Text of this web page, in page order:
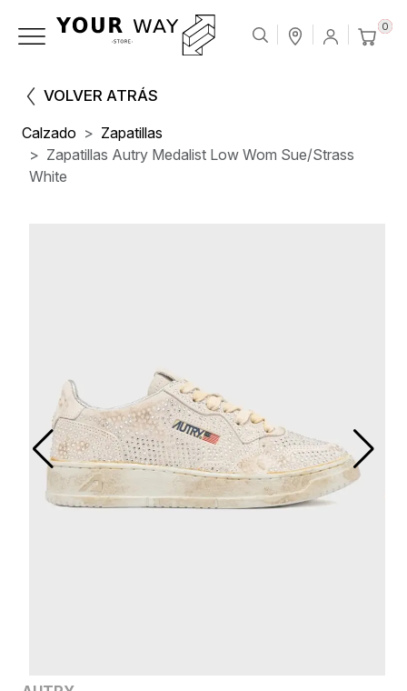
0
VOLVER ATRÁS
Calzado
Zapatillas
Zapatillas Autry Medalist Low Wom Sue/Strass
White